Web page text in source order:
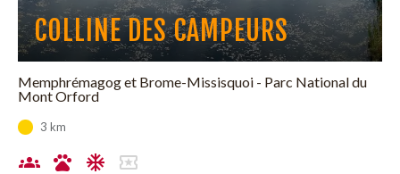
COLLINE DES CAMPEURS
Memphrémagog et Brome-Missisquoi - Parc National du
Mont Orford
3 km